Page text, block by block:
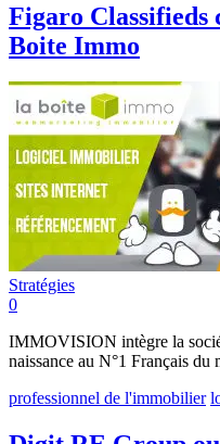
Figaro Classifieds
Boite Immo
Stratégies
0
IMMOVISION intègre la
naissance au N°1 Français
professionnel de l'immobilier